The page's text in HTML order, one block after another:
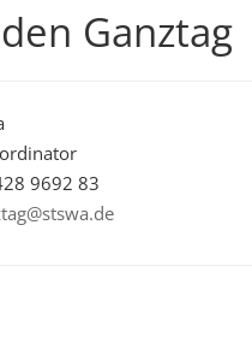
Ganztag
9692 83